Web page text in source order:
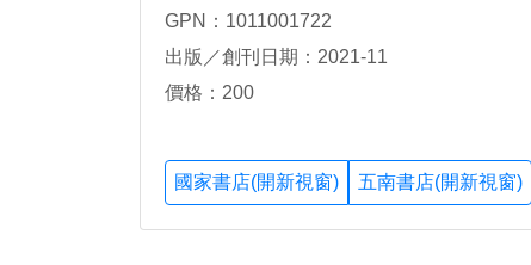
心主任 施義哲 執行編輯：綜合規劃及人力
艦隊分署 技正黃棋模 高雄市造船技師公會
理事長 扶正、秘書 吳逸苓 成功大學 教授 邵
GPN：1011001722
出版／創刊日期：2021-11
價格：200
國家書店(開新視窗) 五南書店(開新視窗)